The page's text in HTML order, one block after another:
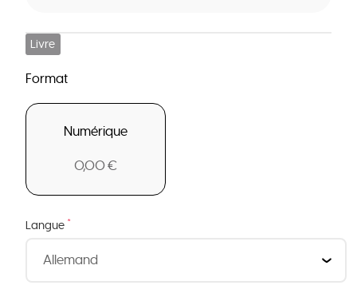
Livre
Format
Numérique
0,00 €
Langue *